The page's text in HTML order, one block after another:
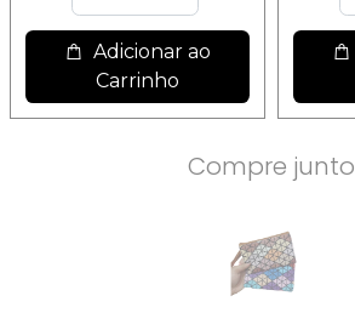
Adicionar ao
Carrinho
Compre junto